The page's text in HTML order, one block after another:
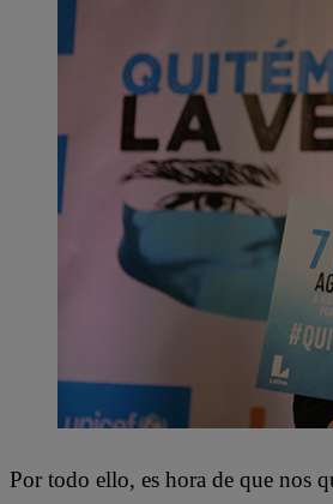
Por todo ello, es hora de que nos